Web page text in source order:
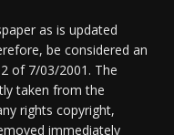
as is updated
be considered an
of 7/03/2001. The
taken from the
rights copyright,
immediately